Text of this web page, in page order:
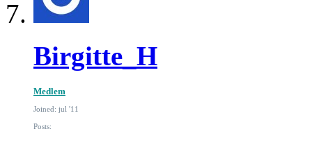
Birgitte_H
Medlem
Joined: jul '11
Posts: